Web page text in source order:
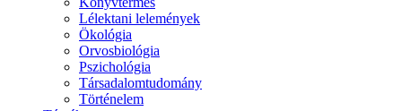
Lélektani lelemények
Ökológia
Orvosbiológia
Pszichológia
Társadalomtudomány
Történelem